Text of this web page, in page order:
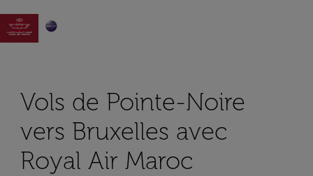

Vols de Pointe-Noire
vers Bruxelles avec
Royal Air Maroc